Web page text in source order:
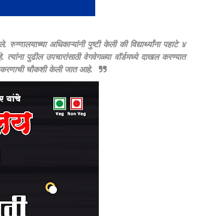
अधिकाऱ्यांनी पुष्टी केली की विद्यार्थ्यांना पहाटे ४
पुढील उपचारांसाठी वेगवेगळ्या वॉर्डमध्ये दाखल करण्यात
चौकशी केली जात आहे.